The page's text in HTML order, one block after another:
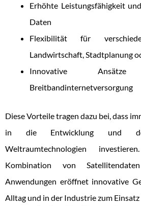
Erhöhte Leistungsfähigkeit
Daten
Flexibilität für
Landwirtschaft, Stadtplanung
Innovative
Breitbandinternetversorgung
Diese Vorteile tragen dazu bei, dass
in die Entwicklung und
Weltraumtechnologien
Kombination von
Anwendungen eröffnet innovative
Alltag und in der Industrie zum Einsatz